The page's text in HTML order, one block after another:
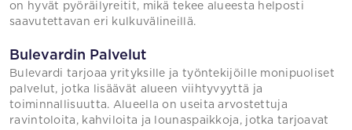
on hyvät pyöräilyreitit, mikä tekee alueesta helposti
saavutettavan eri kulkuvälineillä.
Bulevardin Palvelut
Bulevardi tarjoaa yrityksille ja työntekijöille monipuoliset
palvelut, jotka lisäävät alueen viihtyvyyttä ja
toiminnallisuutta. Alueella on useita arvostettuja
ravintoloita, kahviloita ja lounaspaikkoja, jotka tarjoavat